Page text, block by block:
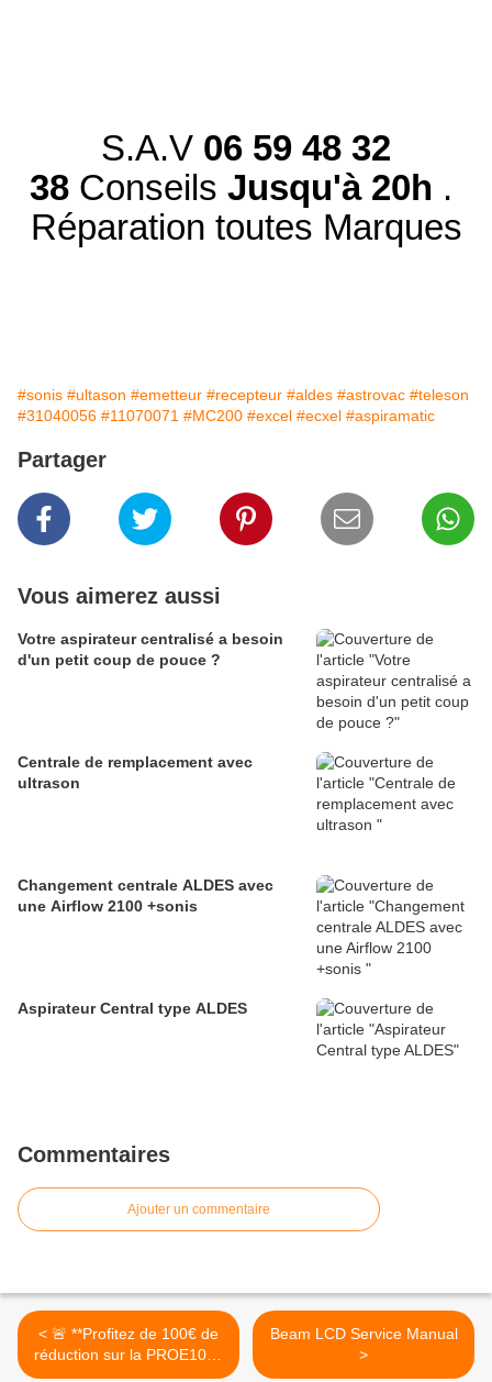
S.A.V 06 59 48 32
38 Conseils Jusqu'à 20h .
Réparation toutes Marques
#sonis #ultason #emetteur #recepteur #aldes #astrovac #teleson
#31040056 #11070071 #MC200 #excel #ecxel #aspiramatic
Partager
Vous aimerez aussi
Votre aspirateur centralisé a besoin
d'un petit coup de pouce ?
Centrale de remplacement avec
ultrason
Changement centrale ALDES avec
une Airflow 2100 +sonis
Aspirateur Central type ALDES
Commentaires
Ajouter un commentaire
< 🚨 **Profitez de 100€ de
réduction sur la PROE107 !
🔥 Ne ratez pas cette offre
Beam LCD Service Manual
>